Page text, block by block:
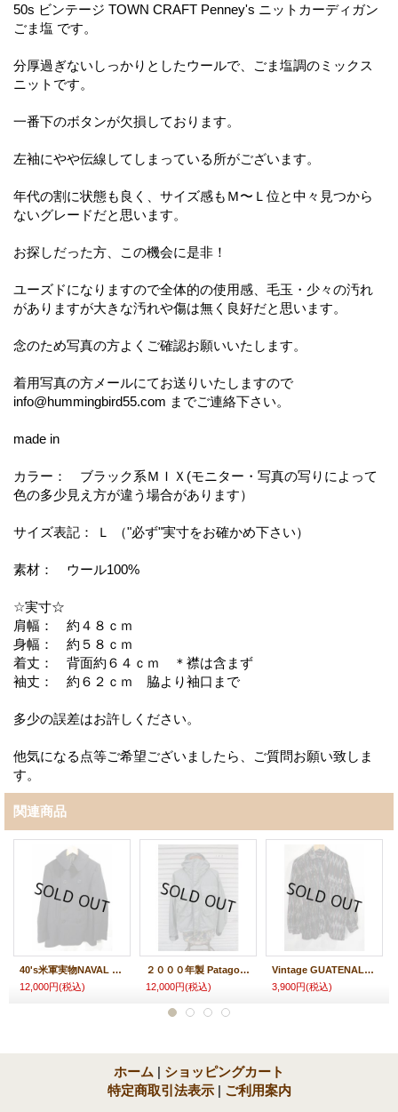
50s ビンテージ TOWN CRAFT Penney's ニットカーディガン
ごま塩 です。
分厚過ぎないしっかりとしたウールで、ごま塩調のミックス
ニットです。
一番下のボタンが欠損しております。
左袖にやや伝線してしまっている所がございます。
年代の割に状態も良く、サイズ感もＭ〜Ｌ位と中々見つから
ないグレードだと思います。
お探しだった方、この機会に是非！
ユーズドになりますので全体的の使用感、毛玉・少々の汚れ
がありますが大きな汚れや傷は無く良好だと思います。
念のため写真の方よくご確認お願いいたします。
着用写真の方メールにてお送りいたしますので
info@hummingbird55.com までご連絡下さい。
made in
カラー： ブラック系ＭＩＸ(モニター・写真の写りによって
色の多少見え方が違う場合があります）
サイズ表記： Ｌ （"必ず"実寸をお確かめ下さい）
素材： ウール100%
☆実寸☆
肩幅： 約４８ｃｍ
身幅： 約５８ｃｍ
着丈： 背面約６４ｃｍ ＊襟は含まず
袖丈： 約６２ｃｍ 脇より袖口まで
多少の誤差はお許しください。
他気になる点等ご希望ございましたら、ご質問お願い致しま
す。
関連商品
40's米軍実物NAVAL 10ボタン ピーコート★U.S.NAVY ビンテージ
12,000円(税込)
２０００年製 Patagonia パタゴニア フィッシングジャケット
12,000円(税込)
Vintage GUATENALA shirt ガテマラ シャツ
3,900円(税込)
ホーム | ショッピングカート
特定商取引法表示 | ご利用案内